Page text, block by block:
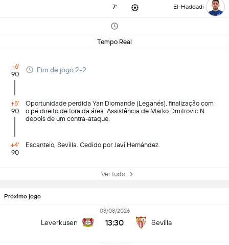
7' El-Haddadi
Tempo Real
+6'
90
Fim de jogo 2-2
+5'
90
Oportunidade perdida Yan Diomande (Leganés), finalização com
o pé direito de fora da área. Assistência de Marko Dmitrovic N
depois de um contra-ataque.
+4'
90
Escanteio, Sevilla. Cedido por Javi Hernández.
Ver tudo
Próximo jogo
Leverkusen
08/08/2026
13:30 Sevilla